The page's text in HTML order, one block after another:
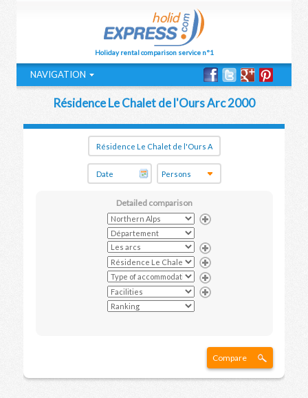
Holiday rental comparison service n°1
Résidence Le Chalet de l'Ours Arc 2000
Detailed comparison
Compare
NAVIGATION